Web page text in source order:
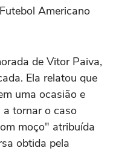
Americano
de Vitor Paiva,
Ela relatou que
uma ocasião e
a tornar o caso
moço" atribuída
obtida pela